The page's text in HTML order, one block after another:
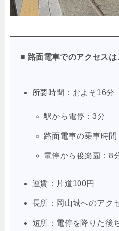
■ 路面電車でのアクセスは
所要時間：およそ16分
駅から電停：3分
路面電車の乗車時間
電停から後楽園：8
運賃：片道100円
長所：岡山城へのアク
短所：電停を降りた後